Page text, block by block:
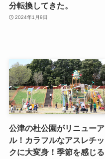
分転換してきた。
2024年1月9日
公津の杜公園がリニューア
ル！カラフルなアスレチッ
クに大変身！季節を感じる